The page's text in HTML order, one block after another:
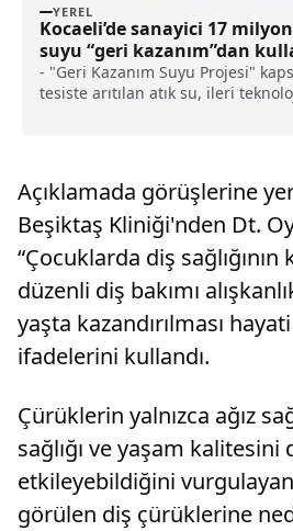
YEREL
Kocaeli’de sanayici 17
suyu “geri kazanım”dan
- "Geri Kazanım Suyu Projesi"
tesiste arıtılan atık su, ileri
tamamının suyunu geri
sağlamak. Yıllık 48 milyon
kurulu geri dönüşüm tesisimiz var.
sanayide 2024'te 47 milyon ton su
düşünürsek biz aslında hazırız.
Sanayicilerimizin adım atmasını
Açıklamada görüşlerine
Beşiktaş Kliniği'nden Dt.
“Çocuklarda diş
düzenli diş bakımı
yaşta kazandırılması
ifadelerini kullandı.
Çürüklerin yalnızca ağız
sağlığı ve yaşam kalitesini
etkileyebildiğini
görülen diş çürüklerine